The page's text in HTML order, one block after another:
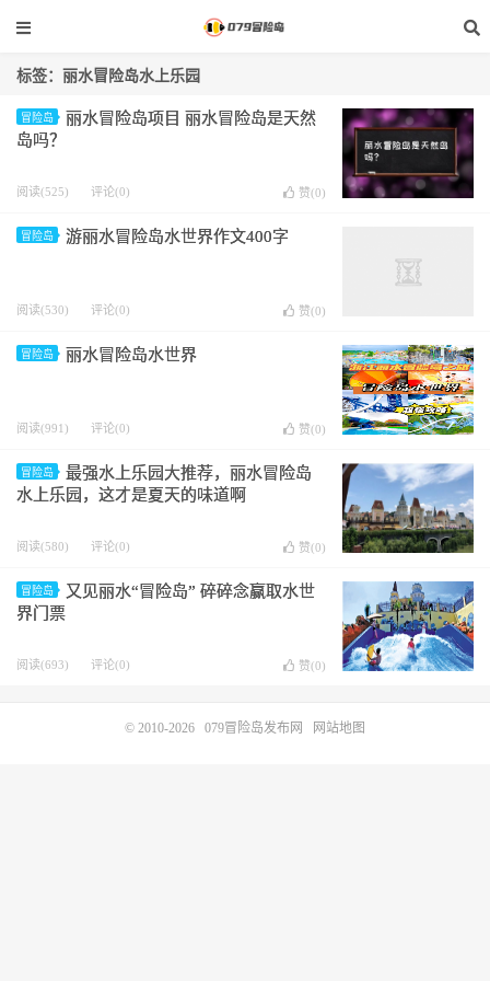
标签：丽水冒险岛水上乐园
冒险岛
丽水冒险岛项目 丽水冒险岛是天然
岛吗？
阅读(525) 评论(0) 赞(0)
冒险岛 游丽水冒险岛水世界作文400字
阅读(530) 评论(0) 赞(0)
冒险岛 丽水冒险岛水世界
阅读(991) 评论(0) 赞(0)
冒险岛
最强水上乐园大推荐，丽水冒险岛
水上乐园，这才是夏天的味道啊
阅读(580) 评论(0) 赞(0)
冒险岛
又见丽水“冒险岛” 碎碎念赢取水世
界门票
阅读(693) 评论(0) 赞(0)
© 2010-2026 079冒险岛发布网 网站地图